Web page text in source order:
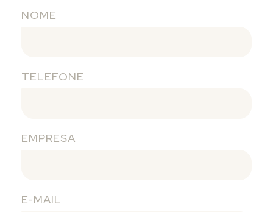
NOME
TELEFONE
EMPRESA
E-MAIL